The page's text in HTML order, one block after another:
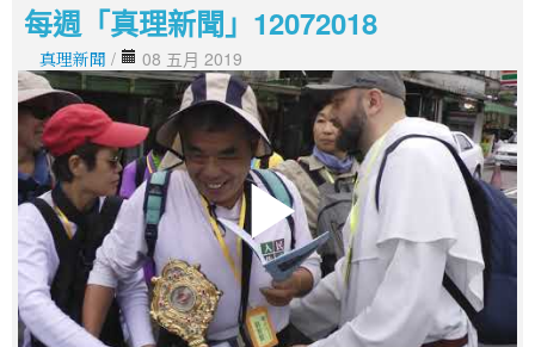
每週「真理新聞」12072018
真理新聞 / 08 五月 2019